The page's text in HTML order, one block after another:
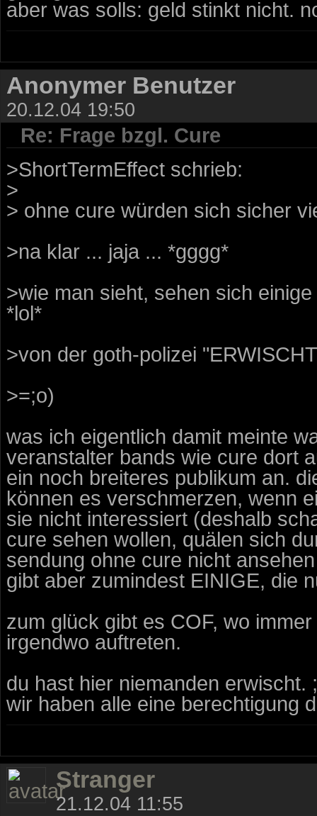
aber was solls: geld stinkt nicht.
Anonymer Benutzer
20.12.04 19:50
Re: Frage bzgl. Cure
>ShortTermEffect schrieb:
>
> ohne cure würden sich sicher
>na klar ... jaja ... *gggg*
>wie man sieht, sehen sich
*lol*
>von der goth-polizei
>=;o)
was ich eigentlich damit meinte
veranstalter bands wie cure dort
ein noch breiteres publikum an.
können es verschmerzen, wenn
sie nicht interessiert (deshalb
cure sehen wollen, quälen sich
sendung ohne cure nicht
gibt aber zumindest EINIGE, die
zum glück gibt es COF, wo
irgendwo auftreten.
du hast hier niemanden erwischt.
wir haben alle eine berechtigung
Stranger
21.12.04 11:55